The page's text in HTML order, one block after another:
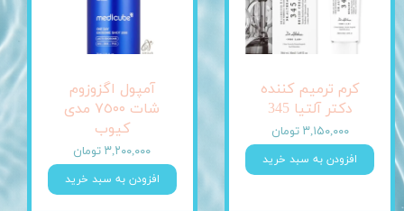
کرم ترمیم کننده
دکتر آلتیا 345
۳,۱۵۰,۰۰۰ تومان
افزودن به سبد خرید
آمپول اگزوزوم
شات ٧٥٠٠ مدی
کیوب
۳,۲۰۰,۰۰۰ تومان
افزودن به سبد خرید